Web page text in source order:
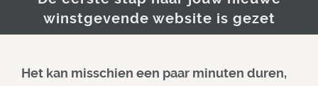
winstgevende website is gezet
Het kan misschien een paar minuten duren,